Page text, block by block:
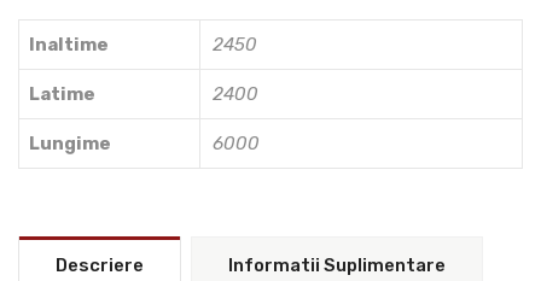
Inaltime 2450
Latime 2400
Lungime 6000
Descriere Informatii Suplimentare